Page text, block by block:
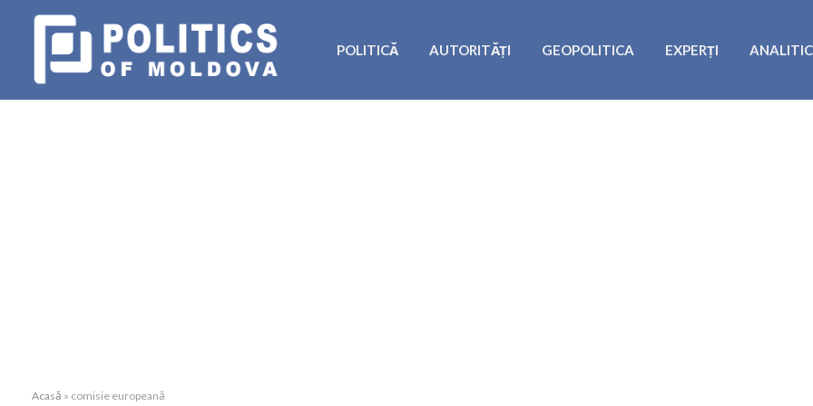
POLITICĂ AUTORITĂȚI GEOPOLITICA EXPERȚI
Acasă » comisie europeană